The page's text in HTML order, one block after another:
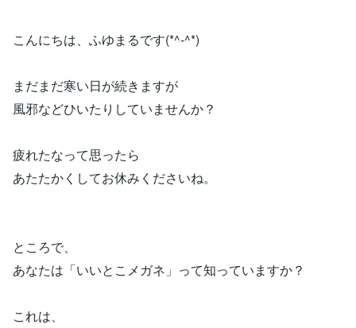
こんにちは、ふゆまるです(*^-^*)
まだまだ寒い日が続きますが
風邪などひいたりしていませんか？
疲れたなって思ったら
あたたかくしてお休みくださいね。
ところで、
あなたは「いいとこメガネ」って知っていますか？
これは、